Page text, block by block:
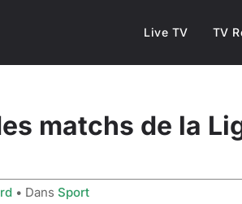
Live TV TV
matchs de la
• Dans Sport